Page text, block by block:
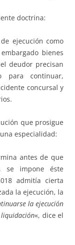
doctrina:
ejecución como
bienes
deudor precisan
para continuar,
concursal y
que prosigue
especialidad:
antes de que
se impone éste
admitía cierta
la ejecución, la
la ejecución
«, dice el